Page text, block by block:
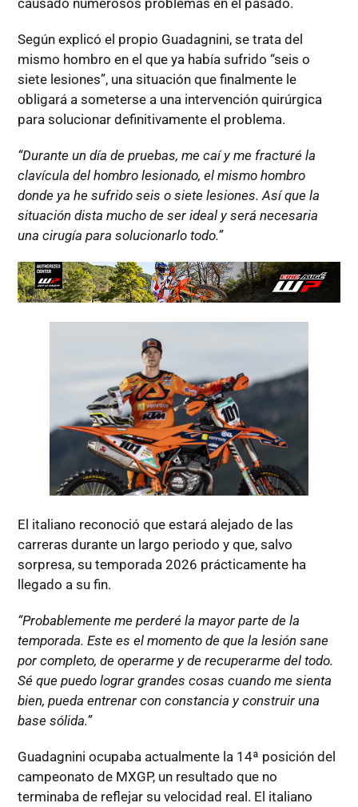
causado numerosos problemas en el pasado.
Según explicó el propio Guadagnini, se trata del
mismo hombro en el que ya había sufrido “seis o
siete lesiones”, una situación que finalmente le
obligará a someterse a una intervención quirúrgica
para solucionar definitivamente el problema.
“Durante un día de pruebas, me caí y me fracturé la
clavícula del hombro lesionado, el mismo hombro
donde ya he sufrido seis o siete lesiones. Así que la
situación dista mucho de ser ideal y será necesaria
una cirugía para solucionarlo todo.”
El italiano reconoció que estará alejado de las
carreras durante un largo periodo y que, salvo
sorpresa, su temporada 2026 prácticamente ha
llegado a su fin.
“Probablemente me perderé la mayor parte de la
temporada. Este es el momento de que la lesión sane
por completo, de operarme y de recuperarme del todo.
Sé que puedo lograr grandes cosas cuando me sienta
bien, pueda entrenar con constancia y construir una
base sólida.”
Guadagnini ocupaba actualmente la 14ª posición del
campeonato de MXGP, un resultado que no
terminaba de reflejar su velocidad real. El italiano